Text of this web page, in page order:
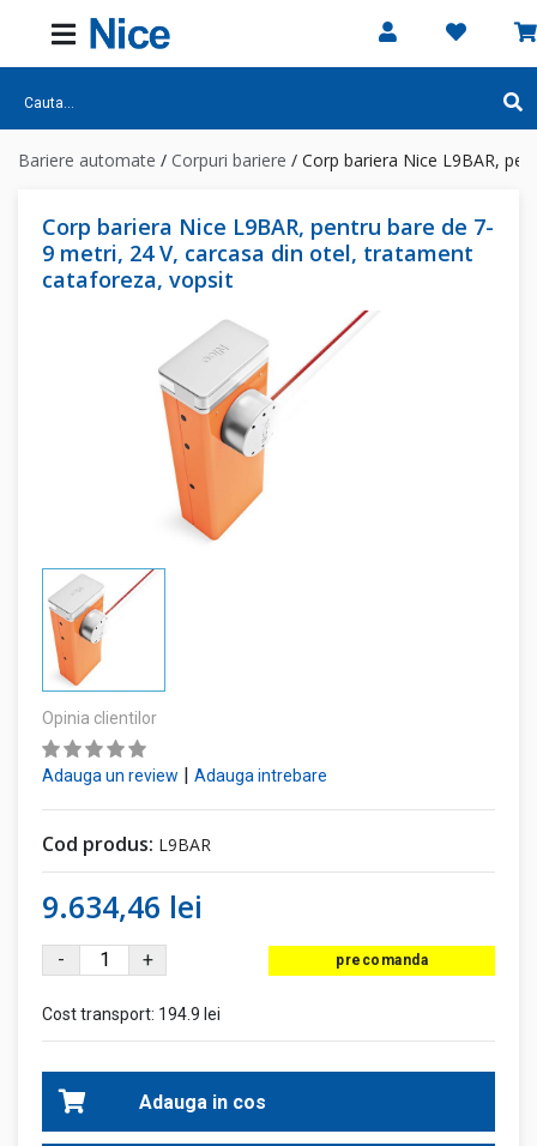
Bariere automate / Corpuri bariere / Corp bariera Nice L9BAR,
Corp bariera Nice L9BAR, pentru bare de 7-
9 metri, 24 V, carcasa din otel, tratament
cataforeza, vopsit
Opinia clientilor
Adauga un review Adauga intrebare
Cod produs: L9BAR
9.634,46 lei
- + precomanda
Cost transport: 194.9 lei
Adauga in cos